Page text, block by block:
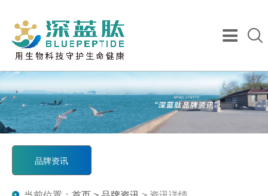
品牌资讯